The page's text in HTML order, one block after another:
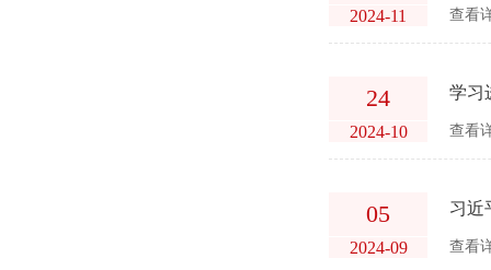
2024-11 查看
24
2024-10
学习
查看
05
2024-09
习近
查看